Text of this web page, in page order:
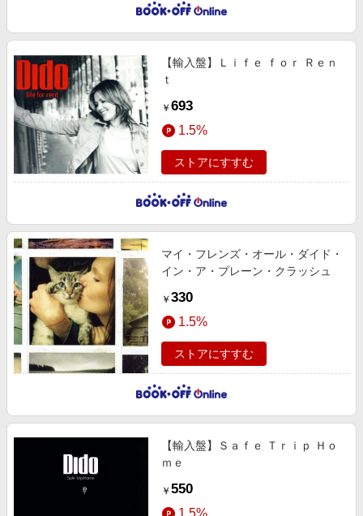
【輸入盤】Ｌｉｆｅ ｆｏｒ Ｒｅｎ
ｔ
￥ 693
1.5%
ストアにすすむ
マイ・フレンズ・オール・ダイド・
イン・ア・プレーン・クラッシュ
￥ 330
1.5%
ストアにすすむ
【輸入盤】Ｓａｆｅ Ｔｒｉｐ Ｈｏ
ｍｅ
￥ 550
1.5%